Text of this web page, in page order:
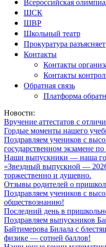
ШСК
ШВР
Школьный театр
Прокуратура разъясняет
Контакты
Контакты
Контакты
Обратная связь
Платформа
Новости:
Вручение аттестатов с
Гордые моменты нашего
Поздравляем учеников с
государственном экзамене
Наши выпускники — наша
«Звездный выпускной —
торжественно и душевно.
Отзывы родителей о
Поздравляем учеников с
обществознанию!
Последний день в
Поздравляем выпускников
Байтимерова Билала с
физике — сотней баллов!